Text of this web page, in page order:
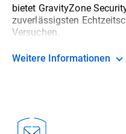
bietet GravityZone
zuverlässigsten
Versuchen.
Weitere Informationen